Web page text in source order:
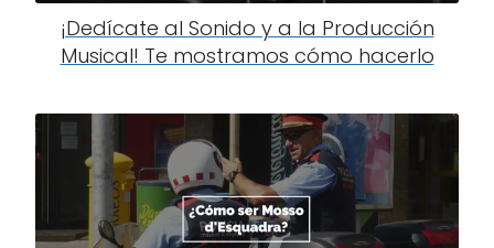
¡Dedícate al Sonido y a la Producción
Musical! Te mostramos cómo hacerlo